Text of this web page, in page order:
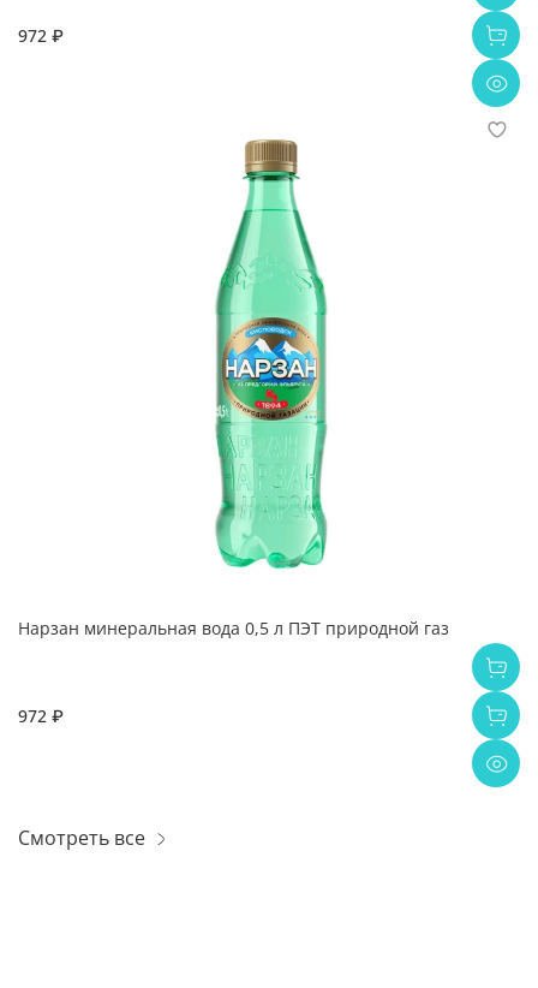
972 ₽
Нарзан минеральная вода 0,5 л ПЭТ природной газ
972 ₽
Смотреть все